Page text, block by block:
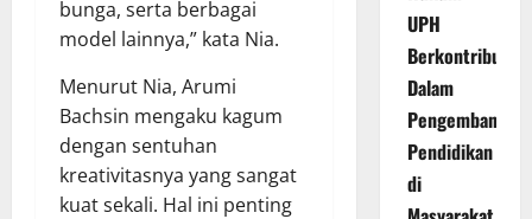
bunga, serta berbagai
model lainnya,” kata Nia.
Menurut Nia, Arumi
Bachsin mengaku kagum
dengan sentuhan
kreativitasnya yang sangat
kuat sekali. Hal ini penting
UPH
Berkontribusi
Dalam
Pengembangan
Pendidikan
di